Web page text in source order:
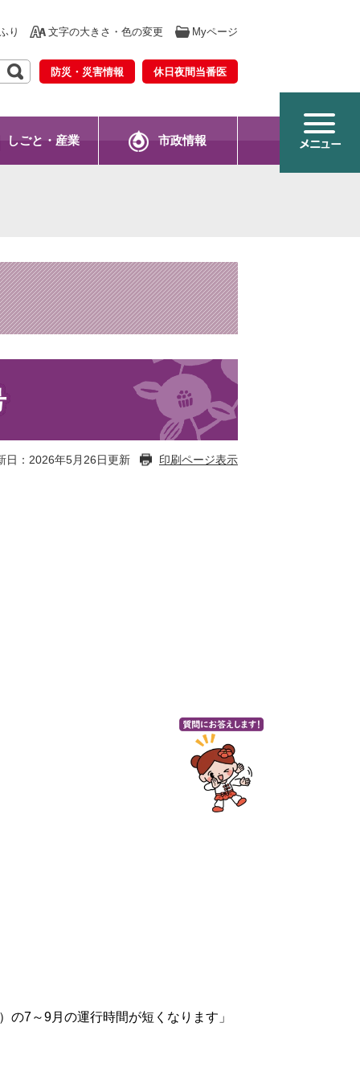
り 文字の大きさ・色の変更 Myページ
防災・災害情報 休日夜間当番医
しごと・産業 市政情報
日：2026年5月26日更新 印刷ページ表示
7～9月の運行時間が短くなります」